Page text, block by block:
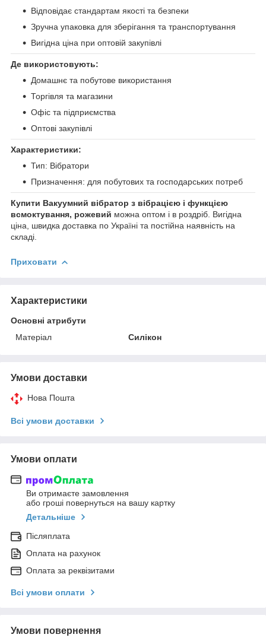
Відповідає стандартам якості та безпеки
Зручна упаковка для зберігання та транспортування
Вигідна ціна при оптовій закупівлі
Де використовують:
Домашнє та побутове використання
Торгівля та магазини
Офіс та підприємства
Оптові закупівлі
Характеристики:
Тип: Вібратори
Призначення: для побутових та господарських потреб
Купити Вакуумний вібратор з вібрацією і функцією
всмоктування, рожевий можна оптом і в роздріб. Вигідна
ціна, швидка доставка по Україні та постійна наявність на
складі.
Приховати
Характеристики
Основні атрибути
Матеріал
Силікон
Умови доставки
Нова Пошта
Всі умови доставки
Умови оплати
Ви отримаєте замовлення
або гроші повернуться на вашу картку
Детальніше
Післяплата
Оплата на рахунок
Оплата за реквізитами
Всі умови оплати
Умови повернення